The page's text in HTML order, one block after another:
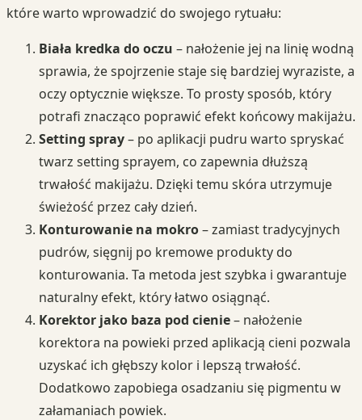
które warto wprowadzić do swojego rytuału:
Biała kredka do oczu – nałożenie jej na linię wodną
sprawia, że spojrzenie staje się bardziej wyraziste, a
oczy optycznie większe. To prosty sposób, który
potrafi znacząco poprawić efekt końcowy makijażu.
Setting spray– po aplikacji pudru warto spryskać
twarz setting sprayem, co zapewnia dłuższą
trwałość makijażu. Dzięki temu skóra utrzymuje
świeżość przez cały dzień.
Konturowanie na mokro– zamiast tradycyjnych
pudrów, sięgnij po kremowe produkty do
konturowania. Ta metoda jest szybka i gwarantuje
naturalny efekt, który łatwo osiągnąć.
Korektor jako baza pod cienie– nałożenie
korektora na powieki przed aplikacją cieni pozwala
uzyskać ich głębszy kolor i lepszą trwałość.
Dodatkowo zapobiega osadzaniu się pigmentu w
załamaniach powiek.